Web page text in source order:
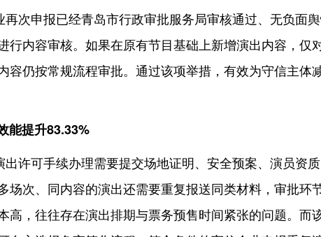
再次申报已经青岛市行政审批服务局审核通过、无负面
行内容审核。如果在原有节目基础上新增演出内容，仅
容仍按常规流程审批。通过该项举措，有效为守信主体
能提升83.33%
出许可手续办理需要提交场地证明、安全预案、演员资
场次、同内容的演出还需要重复报送同类材料，审批环
高，往往存在演出排期与票务预售时间紧张的问题。而